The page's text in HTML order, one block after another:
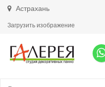
Астрахань
Загрузить изображение